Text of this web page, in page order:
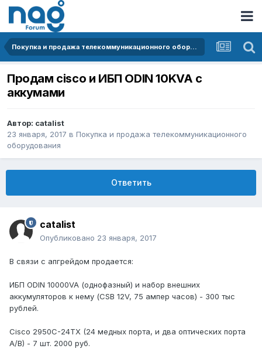
Покупка и продажа телекоммуникационного оборудования
Продам cisco и ИБП ODIN 10KVA с
аккумами
Автор: catalist
23 января, 2017 в Покупка и продажа телекоммуникационного
оборудования
Ответить
catalist
Опубликовано 23 января, 2017
В связи с апгрейдом продается:
ИБП ODIN 10000VA (однофазный) и набор внешних
аккумуляторов к нему (CSB 12V, 75 ампер часов) - 300 тыс
рублей.
Cisco 2950C-24TX (24 медных порта, и два оптических порта
А/B) - 7 шт. 2000 руб.